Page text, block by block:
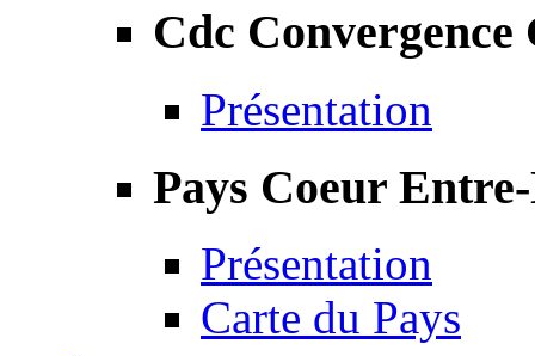
Cdc Convergence
Présentation
Pays Coeur
Présentation
Carte du Pays